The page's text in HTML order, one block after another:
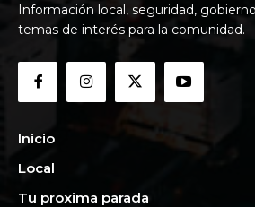
Información local, seguridad,
temas de interés para la comunidad.
Inicio
Local
Tu proxima parada